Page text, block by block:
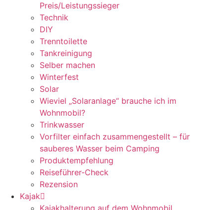
Preis/Leistungssieger
Technik
DIY
Trenntoilette
Tankreinigung
Selber machen
Winterfest
Solar
Wieviel „Solaranlage“ brauche ich im
Wohnmobil?
Trinkwasser
Vorfilter einfach zusammengestellt – für
sauberes Wasser beim Camping
Produktempfehlung
Reiseführer-Check
Rezension
Kajak
Kajakhalterung auf dem Wohnmobil